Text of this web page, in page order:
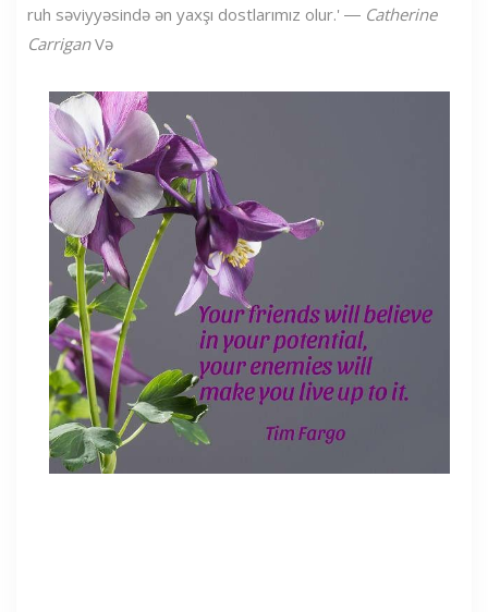
ruh səviyyəsində ən yaxşı dostlarımız olur.' ― Catherine
CarriganVə